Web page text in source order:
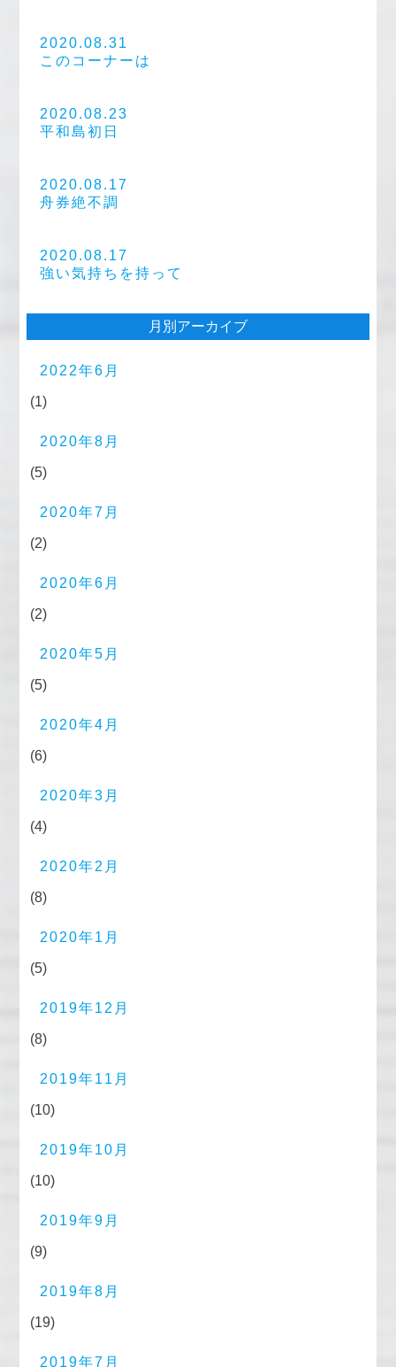
2020.08.31
このコーナーは
2020.08.23
平和島初日
2020.08.17
舟券絶不調
2020.08.17
強い気持ちを持って
月別アーカイブ
2022年6月
(1)
2020年8月
(5)
2020年7月
(2)
2020年6月
(2)
2020年5月
(5)
2020年4月
(6)
2020年3月
(4)
2020年2月
(8)
2020年1月
(5)
2019年12月
(8)
2019年11月
(10)
2019年10月
(10)
2019年9月
(9)
2019年8月
(19)
2019年7月